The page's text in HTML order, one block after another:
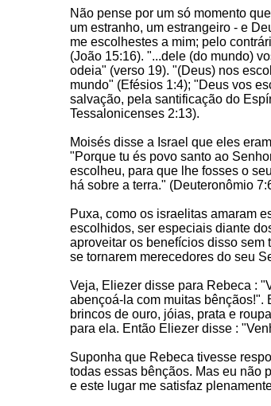
Não pense por um só momento
um estranho, um estrangeiro - e
me escolhestes a mim; pelo
(João 15:16). "...dele (do mundo)
odeia" (verso 19). "(Deus) nos
mundo" (Efésios 1:4); "Deus vos
salvação, pela santificação do
Tessalonicenses 2:13).
Moisés disse a Israel que eles
"Porque tu és povo santo ao
escolheu, para que lhe fosses o
há sobre a terra." (Deuteronômio
Puxa, como os israelitas amaram
escolhidos, ser especiais diante
aproveitar os benefícios disso sem
se tornarem merecedores do seu
Veja, Eliezer disse para Rebeca :
abençoá-la com muitas bênçãos!".
brincos de ouro, jóias, prata e
para ela. Então Eliezer disse :
Suponha que Rebeca tivesse
todas essas bênçãos. Mas eu não
e este lugar me satisfaz